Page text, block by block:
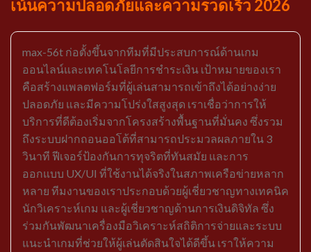
เน้นความปลอดภัยและความรวดเร็ว 2026
max-56t ก่อตั้งขึ้นจากทีมที่มีประสบการณ์ด้านเกม
ออนไลน์และเทคโนโลยีการชำระเงิน เป้าหมายของเรา
คือสร้างแพลตฟอร์มที่ผู้เล่นสามารถเข้าถึงได้อย่างง่าย
ปลอดภัย และมีความโปร่งใสสูงสุด เราเชื่อว่าการให้
บริการที่ดีต้องเริ่มจากโครงสร้างพื้นฐานที่มั่นคง ซึ่งรวม
ถึงระบบฝากถอนออโต้ที่สามารถประมวลผลภายใน 3
วินาที ฟีเจอร์ป้องกันการทุจริตที่ทันสมัย และการ
ออกแบบ UX/UI ที่ใช้งานได้จริงในสภาพเครือข่ายหลาก
หลาย ทีมงานของเราประกอบด้วยผู้เชี่ยวชาญทางเทคนิค
นักวิเคราะห์เกม และผู้เชี่ยวชาญด้านการเงินดิจิทัล ซึ่ง
ร่วมกันพัฒนาเครื่องมือวิเคราะห์สถิติการจ่ายและระบบ
แนะนำเกมที่ช่วยให้ผู้เล่นตัดสินใจได้ดีขึ้น เราให้ความ